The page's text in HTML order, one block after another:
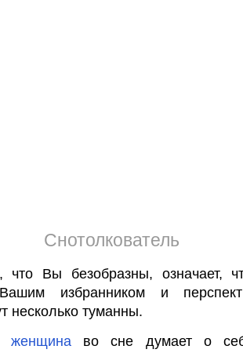
Снотолкователь
что Вы безобразны, означает,
избранником и
несколько туманны.
женщинаво сне думает о